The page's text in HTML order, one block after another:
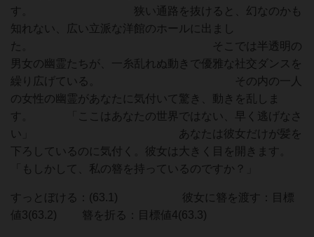
す。 狭い通路を抜けると、幻なのかも
知れない、広い立派な洋館のホールに出まし
た。 そこでは半透明の
男女の幽霊たちが、一糸乱れぬ動きで優雅な社交ダンスを
繰り広げている。 その内の一人
の女性の幽霊があなたに気付いて驚き、動きを乱しま
す。 「ここはあなたの世界ではない、早く逃げなさ
い」 あなたは彼女だけが髪を
下ろしているのに気付く。彼女は大きく目を開きます。
「もしかして、私の簪を持っているのですか？」
すっとぼける：(63.1) 彼女に簪を渡す：目標
値3(63.2) 簪を折る：目標値4(63.3)